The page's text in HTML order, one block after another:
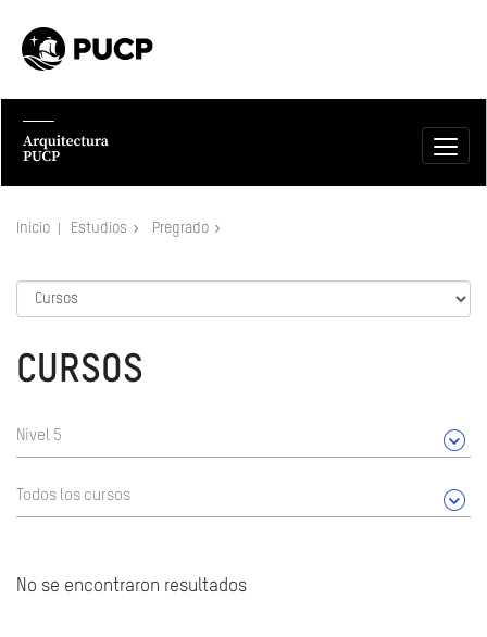
Inicio Estudios Pregrado
CURSOS
Nivel 5
Todos los cursos
No se encontraron resultados